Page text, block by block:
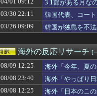
【葬送のフリーレン】ゼーリ
ロシアがウクライナの捕虜でス
【ヨルダン】イスラエルの新
韓国人「出口調査で与党惨敗
大谷翔平の延長10回勝ち越し
韓国人「我が国の方が日本よ
「英語の聖書でいちばん短い
海外「今年、夏の暑さが厳し
村上宗隆の今季26号ポール直
アメリカ「みんなの国の歴史
3.1節がある月な
03/30 22:11
韓国代表、コー
03/26 09:09
韓国が独島を不
海外の反応リサーチ [
08/09 12:25
海外「今年、夏
反応】
08/08 23:40
海外「やっぱり
応】
08/08 12:25
海外「日本のこ